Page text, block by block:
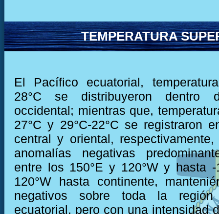
TEMPERATURA
El Pacífico ecuatorial,
28°C se distribuyeron dentro
occidental; mientras que,
27°C y 29°C-22°C se registraron
central y oriental, respectivamente,
anomalías negativas
entre los 150°E y 120°W y hasta -
120°W hasta continente,
negativos sobre toda la
ecuatorial, pero con una intensidad